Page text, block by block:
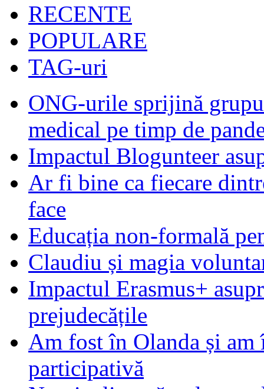
RECENTE
POPULARE
TAG-uri
ONG-urile sprijină
medical pe timp de
Impactul Blogunteer
Ar fi bine ca fiecare
face
Educația non-formală
Claudiu și magia
Impactul Erasmus+
prejudecățile
Am fost în Olanda și am
participativă